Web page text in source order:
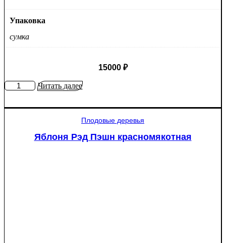
Упаковка
сумка
15000 ₽
КоличествоЧитать далее
Плодовые деревья
Яблоня Рэд Пэшн красномякотная